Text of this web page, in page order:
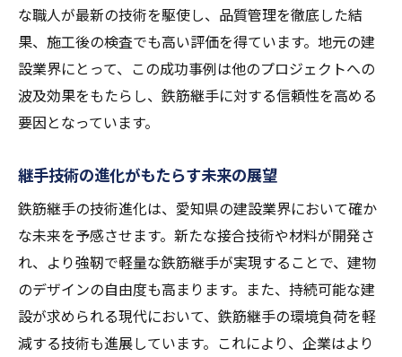
な職人が最新の技術を駆使し、品質管理を徹底した結
果、施工後の検査でも高い評価を得ています。地元の建
設業界にとって、この成功事例は他のプロジェクトへの
波及効果をもたらし、鉄筋継手に対する信頼性を高める
要因となっています。
継手技術の進化がもたらす未来の展望
鉄筋継手の技術進化は、愛知県の建設業界において確か
な未来を予感させます。新たな接合技術や材料が開発さ
れ、より強靭で軽量な鉄筋継手が実現することで、建物
のデザインの自由度も高まります。また、持続可能な建
設が求められる現代において、鉄筋継手の環境負荷を軽
減する技術も進展しています。これにより、企業はより